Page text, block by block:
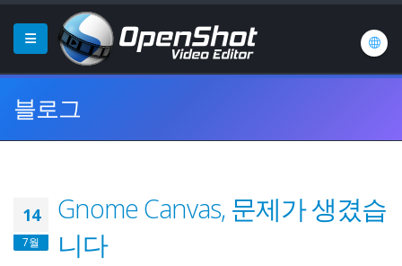
블로그
14
7월
Gnome Canvas, 문제가 생겼습
니다